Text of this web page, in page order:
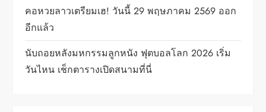
คอหวยลาวเตรียมเฮ! วันนี้ 29 พฤษภาคม 2569 ออก
อีกแล้ว
นับถอยหลังมหกรรมลูกหนัง ฟุตบอลโลก 2026 เริ่ม
วันไหน เช็กตารางเปิดสนามที่นี่